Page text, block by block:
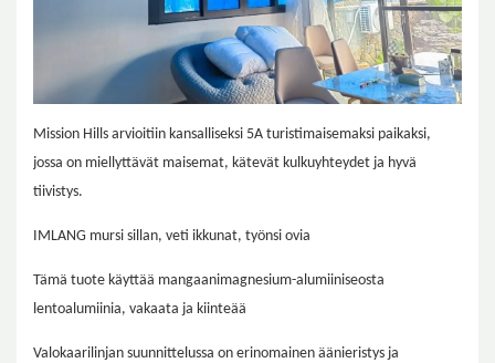
Mission Hills arvioitiin kansalliseksi 5A turistimaisemaksi paikaksi,
jossa on miellyttävät maisemat, kätevät kulkuyhteydet ja hyvä
tiivistys.
IMLANG mursi sillan, veti ikkunat, työnsi ovia
Tämä tuote käyttää mangaanimagnesium-alumiiniseosta
lentoalumiinia, vakaata ja kiinteää
Valokaarilinjan suunnittelussa on erinomainen äänieristys ja